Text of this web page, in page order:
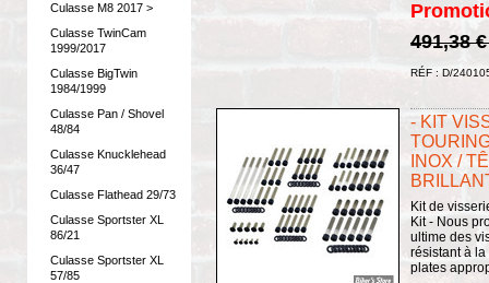
Culasse M8 2017 >
Culasse TwinCam
1999/2017
Culasse BigTwin
1984/1999
Culasse Pan / Shovel
48/84
Culasse Knucklehead
36/47
Culasse Flathead 29/73
Culasse Sportster XL
86/21
Culasse Sportster XL
57/85
491,38
RÉF : D/
- KIT
INOX /
Kit de
Kit - Nous
ultime des
résistant à
plates